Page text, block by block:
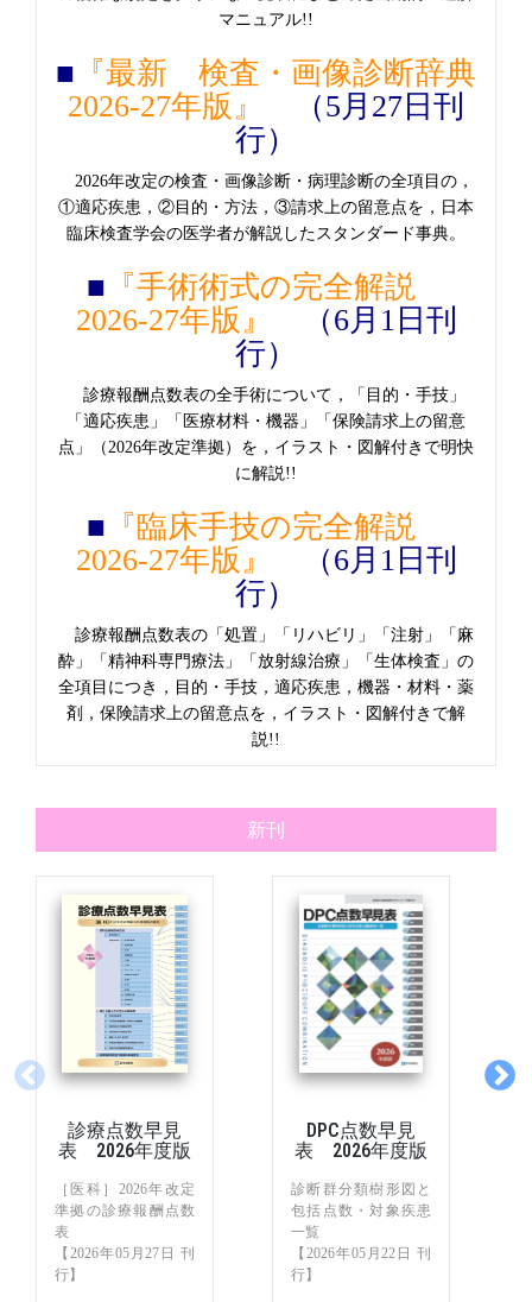
マニュアル!!
■ 『最新 検査・画像診断辞典
2026-27年版』
（5月27日刊
行）
2026年改定の検査・画像診断・病理診断の全項目の，
①適応疾患，②目的・方法，③請求上の留意点を，日本
臨床検査学会の医学者が解説したスタンダード事典。
■ 『手術術式の完全解説
2026-27年版』
（6月1日刊
行）
診療報酬点数表の全手術について，「目的・手技」
「適応疾患」「医療材料・機器」「保険請求上の留意
点」（2026年改定準拠）を，イラスト・図解付きで明快
に解説!!
■ 『臨床手技の完全解説
2026-27年版』
（6月1日刊
行）
診療報酬点数表の「処置」「リハビリ」「注射」「麻
酔」「精神科専門療法」「放射線治療」「生体検査」の
全項目につき，目的・手技，適応疾患，機器・材料・薬
剤，保険請求上の留意点を，イラスト・図解付きで解
説!!
新刊
診療点数早見
表 2026年度版
［医科］2026年改定
準拠の診療報酬点数
表
【2026年05月27日 刊
行】
DPC点数早見
表 2026年度版
診断群分類樹形図と
包括点数・対象疾患
一覧
【2026年05月22日 刊
行】